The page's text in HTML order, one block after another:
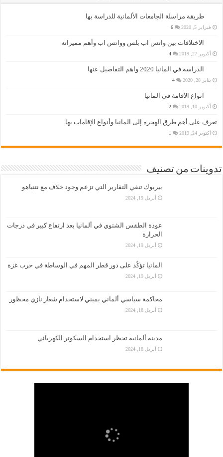
طريقة مراسلة الجامعات الألمانية للدراسة بها
فبراير 5, 2020 6
الاختلافات بين واتس اب بلس وواتس اب وأهم مميزاته
أكتوبر 27, 2019 4
الدراسة في المانيا 2020 واهم التفاصيل عنها
يناير 28, 2020 4
انواع الاقامة في المانيا
أكتوبر 10, 2019 2
تعرف على أهم طرق الهجرة إلى المانيا وأنواع الإقامات بها
أكتوبر 24, 2019 1
تدوينات من تصنيف
بيربوك تنفي التقارير التي تزعم وجود خلاف مع نتنياهو
أبريل 19, 2024
عودة الطقس الشتوي في ألمانيا بعد ارتفاع كبير في درجات
الحرارة
أبريل 19, 2024
المانيا تؤكّد على دور قطر المهم في الوساطة في حرب غزة
أبريل 19, 2024
محاكمة سياسي ألماني يميني لاستخدام شعار نازي محظور
أبريل 18, 2024
مدينة ألمانية تحظر استخدام السكوتر الكهربائي
أبريل 18, 2024